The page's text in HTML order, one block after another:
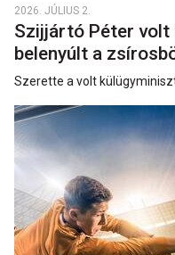
2026. JÚLIUS 2.
Szijjártó Péter volt
belenyúlt a
Szerette a volt